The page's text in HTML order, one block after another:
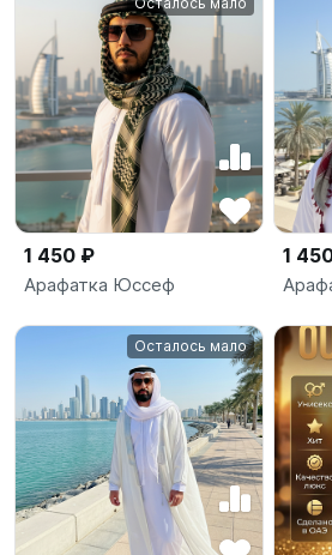
1 450 ₽
Арафатка Юссеф
1
Осталось мало